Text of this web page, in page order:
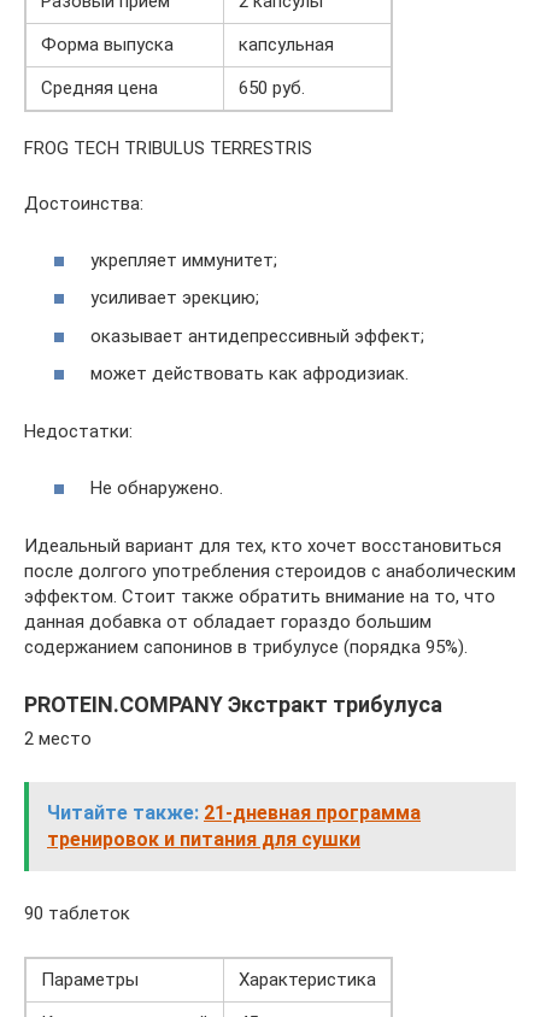
Форма выпуска
капсульная
Средняя цена
650 руб.
FROG TECH TRIBULUS TERRESTRIS
Достоинства:
укрепляет иммунитет;
усиливает эрекцию;
оказывает антидепрессивный эффект;
может действовать как афродизиак.
Недостатки:
Не обнаружено.
Идеальный вариант для тех, кто хочет восстановиться
после долгого употребления стероидов с анаболическим
эффектом. Стоит также обратить внимание на то, что
данная добавка от обладает гораздо большим
содержанием сапонинов в трибулусе (порядка 95%).
PROTEIN.COMPANY Экстракт трибулуса
2 место
Читайте также: 21-дневная программа
тренировок и питания для сушки
90 таблеток
Параметры
Характеристика